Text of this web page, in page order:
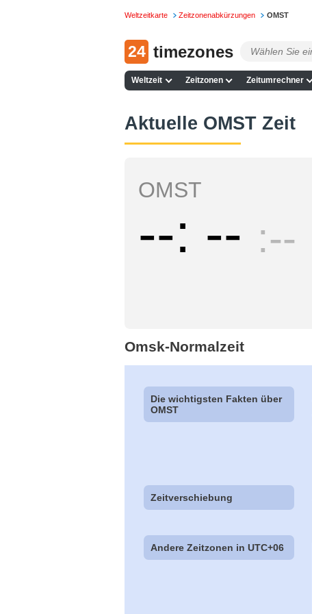
Weltzeitkarte Zeitzonenabkürzungen OMST
24 timezones
Weltzeit Zeitzonen Zeitumrechner
Aktuelle OMST Zeit
OMST
-- -- --
Omsk-Normalzeit
Die wichtigsten Fakten über
OMST
Zeitverschiebung
Andere Zeitzonen in UTC+06